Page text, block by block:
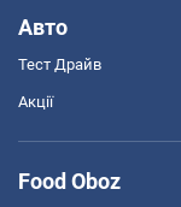
Авто
Тест Драйв
Акції
Food Oboz